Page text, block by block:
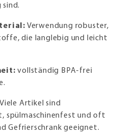
Verwendung robuster,
die langlebig und leicht
vollständig BPA-frei
Viele Artikel sind
spülmaschinenfest und oft
Gefrierschrank geeignet.